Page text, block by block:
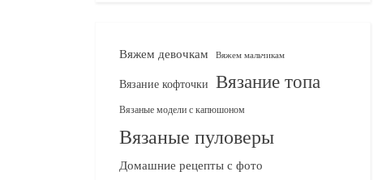
Вяжем девочкам Вяжем мальчикам
Вязание кофточки Вязание топа
Вязаные модели с капюшоном
Вязаные пуловеры
Домашние рецепты с фото